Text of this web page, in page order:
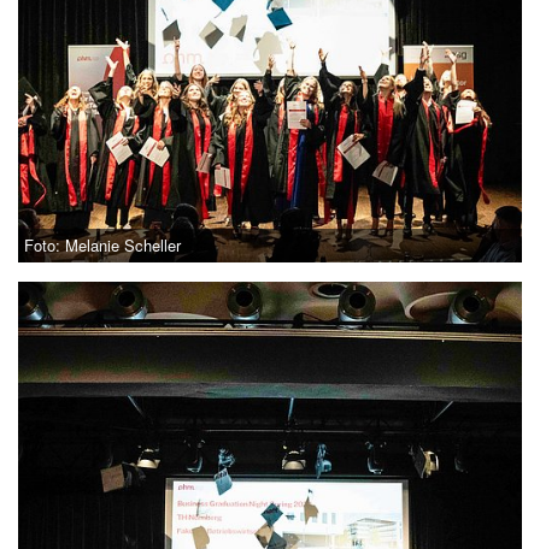
Foto: Melanie Scheller